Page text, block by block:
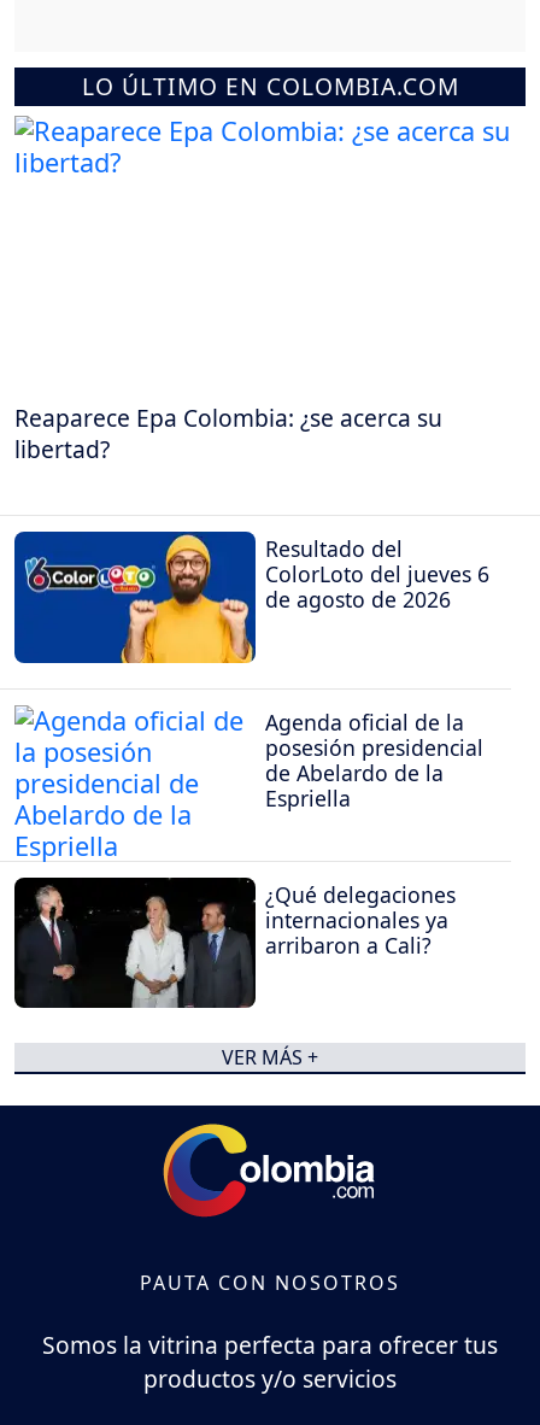
LO ÚLTIMO EN COLOMBIA.COM
Reaparece Epa Colombia: ¿se acerca su
libertad?
Resultado del
ColorLoto del jueves 6
de agosto de 2026
Agenda oficial de la
posesión presidencial
de Abelardo de la
Espriella
¿Qué delegaciones
internacionales ya
arribaron a Cali?
VER MÁS +
PAUTA CON NOSOTROS
Somos la vitrina perfecta para ofrecer tus
productos y/o servicios